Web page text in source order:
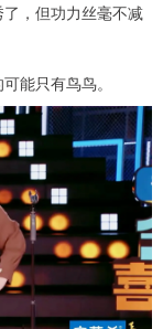
，但功力丝毫不减
能只有鸟鸟。